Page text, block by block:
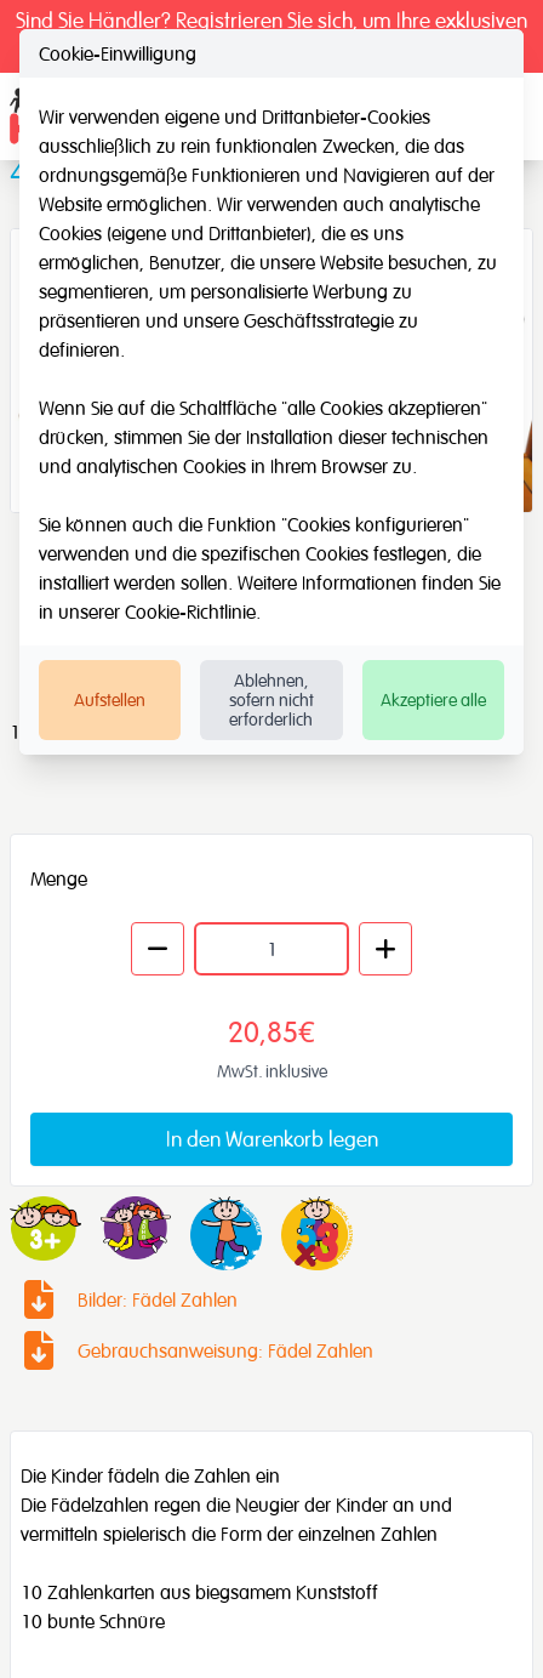
Sind Sie Händler? Registrieren Sie sich, um Ihre exklusiven
Zahlen Karten zum Fädel
10 Zahlen Karten zum Fädel
Menge
20,85€
MwSt. inklusive
In den Warenkorb legen
Bilder: Fädel Zahlen
Gebrauchsanweisung: Fädel Zahlen
Die Kinder fädeln die Zahlen ein
Die Fädelzahlen regen die Neugier der Kinder an und
vermitteln spielerisch die Form der einzelnen Zahlen
10 Zahlenkarten aus biegsamem Kunststoff
10 bunte Schnüre
Cookie-Einwilligung
Wir verwenden eigene und Drittanbieter-Cookies
ausschließlich zu rein funktionalen Zwecken, die das
ordnungsgemäße Funktionieren und Navigieren auf der
Website ermöglichen. Wir verwenden auch analytische
Cookies (eigene und Drittanbieter), die es uns
ermöglichen, Benutzer, die unsere Website besuchen, zu
segmentieren, um personalisierte Werbung zu
präsentieren und unsere Geschäftsstrategie zu
definieren.
Wenn Sie auf die Schaltfläche "alle Cookies akzeptieren"
drücken, stimmen Sie der Installation dieser technischen
und analytischen Cookies in Ihrem Browser zu.
Sie können auch die Funktion "Cookies konfigurieren"
verwenden und die spezifischen Cookies festlegen, die
installiert werden sollen. Weitere Informationen finden Sie
in unserer Cookie-Richtlinie.
Aufstellen
Ablehnen,
sofern nicht
erforderlich
Akzeptiere alle